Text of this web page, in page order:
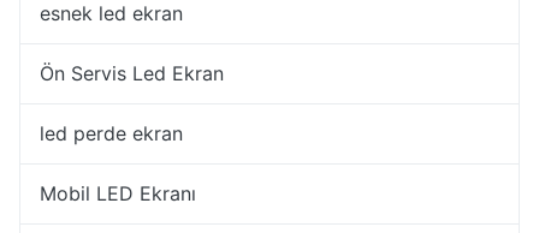
esnek led ekran
Ön Servis Led Ekran
led perde ekran
Mobil LED Ekranı